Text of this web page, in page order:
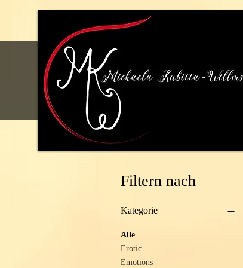
Filtern nach
Kategorie
Alle
Erotic
Emotions